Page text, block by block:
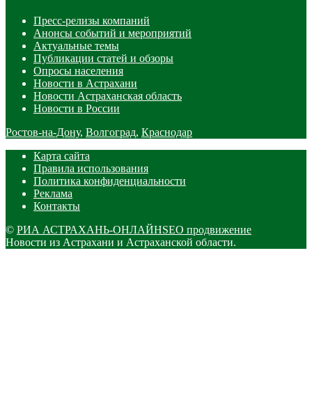
Пресс-релизы компаний
Анонсы событий и мероприятий
Актуальные темы
Публикации статей и обзоры
Опросы населения
Новости в Астрахани
Новости Астраханская область
Новости в России
Ростов-на-Дону, Волгоград, Краснодар
Карта сайта
Правила использования
Политика конфиденциальности
Реклама
Контакты
© РИА АСТРАХАНЬ-ОНЛАЙНSEO продвижение
Новости из Астрахани и Астраханской области.